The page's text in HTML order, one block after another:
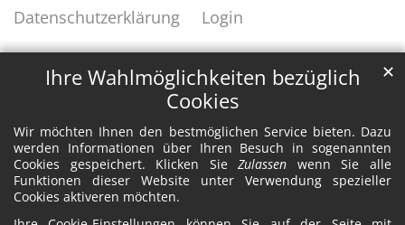
Ihre Wahlmöglichkeiten bezüglich
Cookies
Wir möchten Ihnen den bestmöglichen Service bieten. Dazu
werden Informationen über Ihren Besuch in sogenannten
Cookies gespeichert. Klicken SieZulassen wenn Sie alle
Funktionen dieser Website unter Verwendung spezieller
Cookies aktiveren möchten.
✕
Datenschutzerklärung
Login